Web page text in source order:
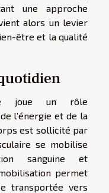
une approche
alors un levier
être et la qualité
joue un rôle
l’énergie et de la
est sollicité par
se mobilise
sanguine et
permet
transportée vers